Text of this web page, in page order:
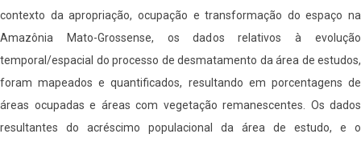
contexto da apropriação, ocupação e transformação do espaço na
Amazônia Mato-Grossense, os dados relativos à evolução
temporal/espacial do processo de desmatamento da área de estudos,
foram mapeados e quantificados, resultando em porcentagens de
áreas ocupadas e áreas com vegetação remanescentes. Os dados
resultantes do acréscimo populacional da área de estudo, e o